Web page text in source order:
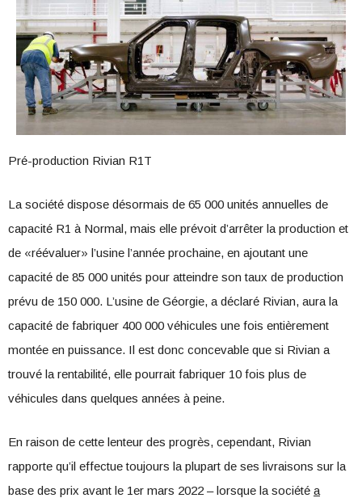
Pré-production Rivian R1T
La société dispose désormais de 65 000 unités annuelles de
capacité R1 à Normal, mais elle prévoit d’arrêter la production et
de «réévaluer» l’usine l’année prochaine, en ajoutant une
capacité de 85 000 unités pour atteindre son taux de production
prévu de 150 000. L’usine de Géorgie, a déclaré Rivian, aura la
capacité de fabriquer 400 000 véhicules une fois entièrement
montée en puissance. Il est donc concevable que si Rivian a
trouvé la rentabilité, elle pourrait fabriquer 10 fois plus de
véhicules dans quelques années à peine.
En raison de cette lenteur des progrès, cependant, Rivian
rapporte qu’il effectue toujours la plupart de ses livraisons sur la
base des prix avant le 1er mars 2022 – lorsque la société a